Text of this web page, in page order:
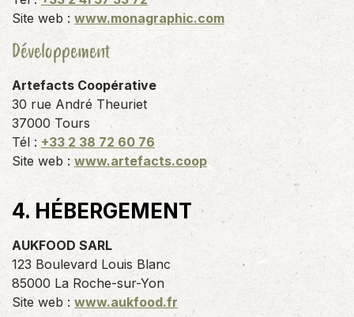
Site web : www.monagraphic.com
Développement
Artefacts Coopérative
30 rue André Theuriet
37000 Tours
Tél : +33 2 38 72 60 76
Site web : www.artefacts.coop
4. HÉBERGEMENT
AUKFOOD SARL
123 Boulevard Louis Blanc
85000 La Roche-sur-Yon
Site web : www.aukfood.fr